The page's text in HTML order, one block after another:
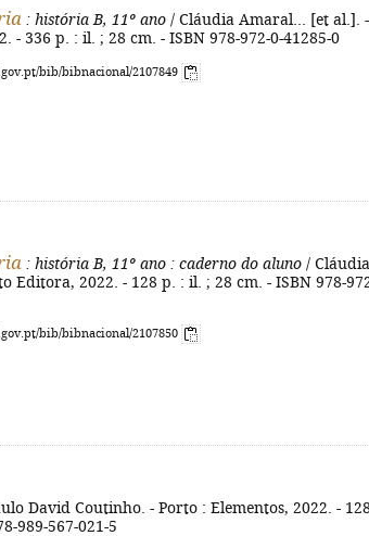
: história B, 11º ano / Cláudia Amaral... [et al.]. -
- 336 p. : il. ; 28 cm. - ISBN 978-972-0-41285-0
bib/bibnacional/2107849
: história B, 11º ano : caderno do aluno / Cláudia
Editora, 2022. - 128 p. : il. ; 28 cm. - ISBN 978-
bib/bibnacional/2107850
David Coutinho. - Porto : Elementos, 2022. -
989-567-021-5